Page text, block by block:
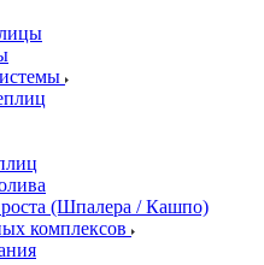
(Шпалера / Кашпо)
комплексов